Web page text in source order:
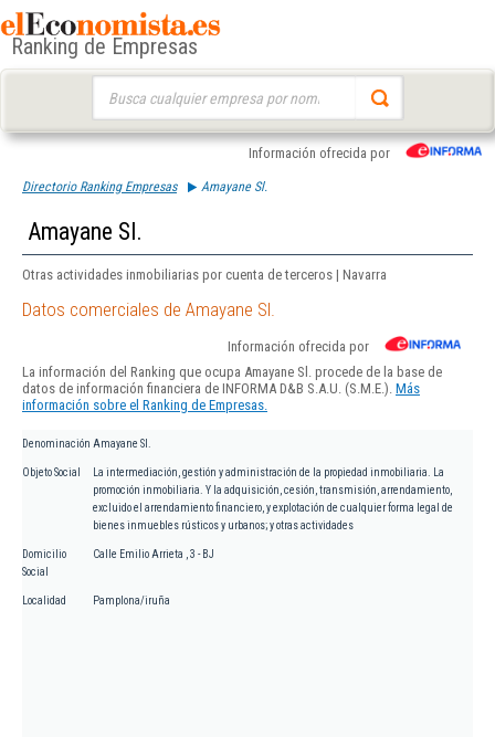
Ranking de Empresas
Información ofrecida por
Directorio Ranking Empresas Amayane Sl.
Amayane Sl.
Otras actividades inmobiliarias por cuenta de terceros | Navarra
Datos comerciales de Amayane Sl.
Información ofrecida por
La información del Ranking que ocupa Amayane Sl. procede de la base de
datos de información financiera de INFORMA D&B S.A.U. (S.M.E.). Más
información sobre el Ranking de Empresas.
Denominación Amayane Sl.
Objeto Social
La intermediación, gestión y administración de la propiedad inmobiliaria. La
promoción inmobiliaria. Y la adquisición, cesión, transmisión, arrendamiento,
excluido el arrendamiento financiero, y explotación de cualquier forma legal de
bienes inmuebles rústicos y urbanos; y otras actividades
Domicilio
Social
Calle Emilio Arrieta , 3 - BJ
Localidad Pamplona/iruña